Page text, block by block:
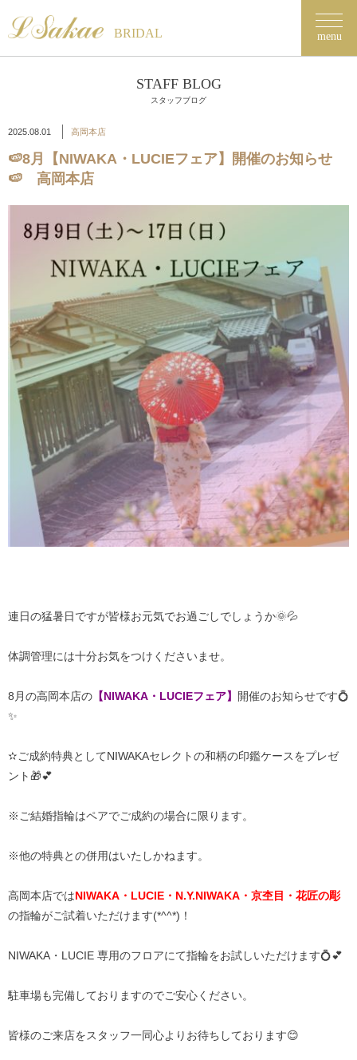
BRIDAL menu
STAFF BLOG
スタッフブログ
2025.08.01 高岡本店
🍉8月【NIWAKA・LUCIEフェア】開催のお知らせ
🍉 高岡本店
連日の猛暑日ですが皆様お元気でお過ごしでしょうか🌞💦
体調管理には十分お気をつけくださいませ。
8月の高岡本店の 【NIWAKA・LUCIEフェア】
開催のお知らせです💍
✨
✫ご成約特典としてNIWAKAセレクトの和柄の印鑑ケースをプレゼ
ント🎁💕
※ご結婚指輪はペアでご成約の場合に限ります。
※他の特典との併用はいたしかねます。
高岡本店ではNIWAKA・LUCIE・N.Y.NIWAKA・京杢目・花匠の彫
の指輪がご試着いただけます(*^^*)！
NIWAKA・LUCIE 専用のフロアにて指輪をお試しいただけます💍💕
駐車場も完備しておりますのでご安心ください。
皆様のご来店をスタッフ一同心よりお待ちしております😊